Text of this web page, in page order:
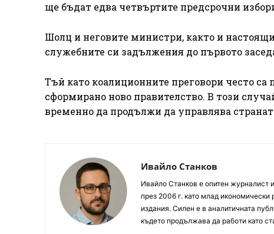
ще бъдат едва четвъртите предсрочни
Шолц и неговите министри, както и
служебните си задължения до първото
Тъй като коалиционните преговори често
сформирано ново правителство. В този
временно да продължи да управлява
Ивайло Станков
Ивайло Станков е опитен журналист
през 2006 г. като млад
издания. Силен е в аналитичната
където продължава да работи като